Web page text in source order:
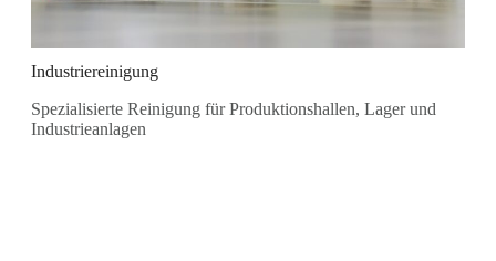
Industriereinigung
Spezialisierte Reinigung für Produktionshallen, Lager und
Industrieanlagen